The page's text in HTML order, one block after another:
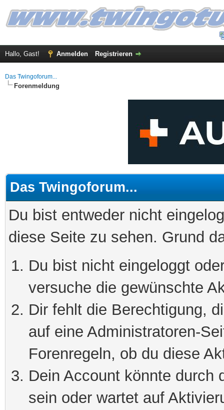
Hallo, Gast! Anmelden Registrieren
Das Twingoforum...
Forenmeldung
Das Twingoforum...
Du bist entweder nicht
diese Seite zu sehen. Grund
Du bist nicht eingeloggt
versuche die gewünschte
Dir fehlt die Berechtigung,
auf eine Administratoren-
Forenregeln, ob du diese
Dein Account könnte durch
sein oder wartet auf